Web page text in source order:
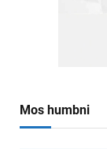
Mos humbni